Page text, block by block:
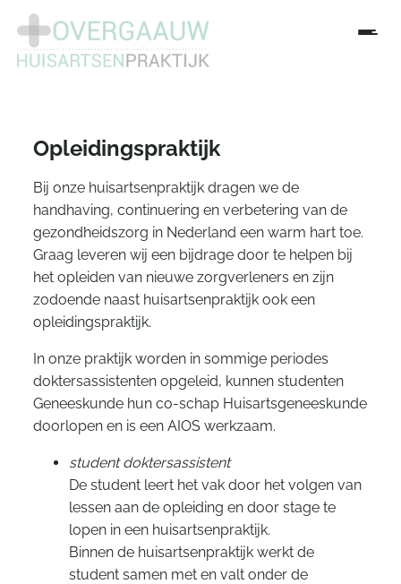
Opleidingspraktijk
Bij onze huisartsenpraktijk dragen we de
handhaving, continuering en verbetering van de
gezondheidszorg in Nederland een warm hart toe.
Graag leveren wij een bijdrage door te helpen bij
het opleiden van nieuwe zorgverleners en zijn
zodoende naast huisartsenpraktijk ook een
opleidingspraktijk.
In onze praktijk worden in sommige periodes
doktersassistenten opgeleid, kunnen studenten
Geneeskunde hun co-schap Huisartsgeneeskunde
doorlopen en is een AIOS werkzaam.
student doktersassistent
De student leert het vak door het volgen van
lessen aan de opleiding en door stage te
lopen in een huisartsenpraktijk.
Binnen de huisartsenpraktijk werkt de
student samen met en valt onder de